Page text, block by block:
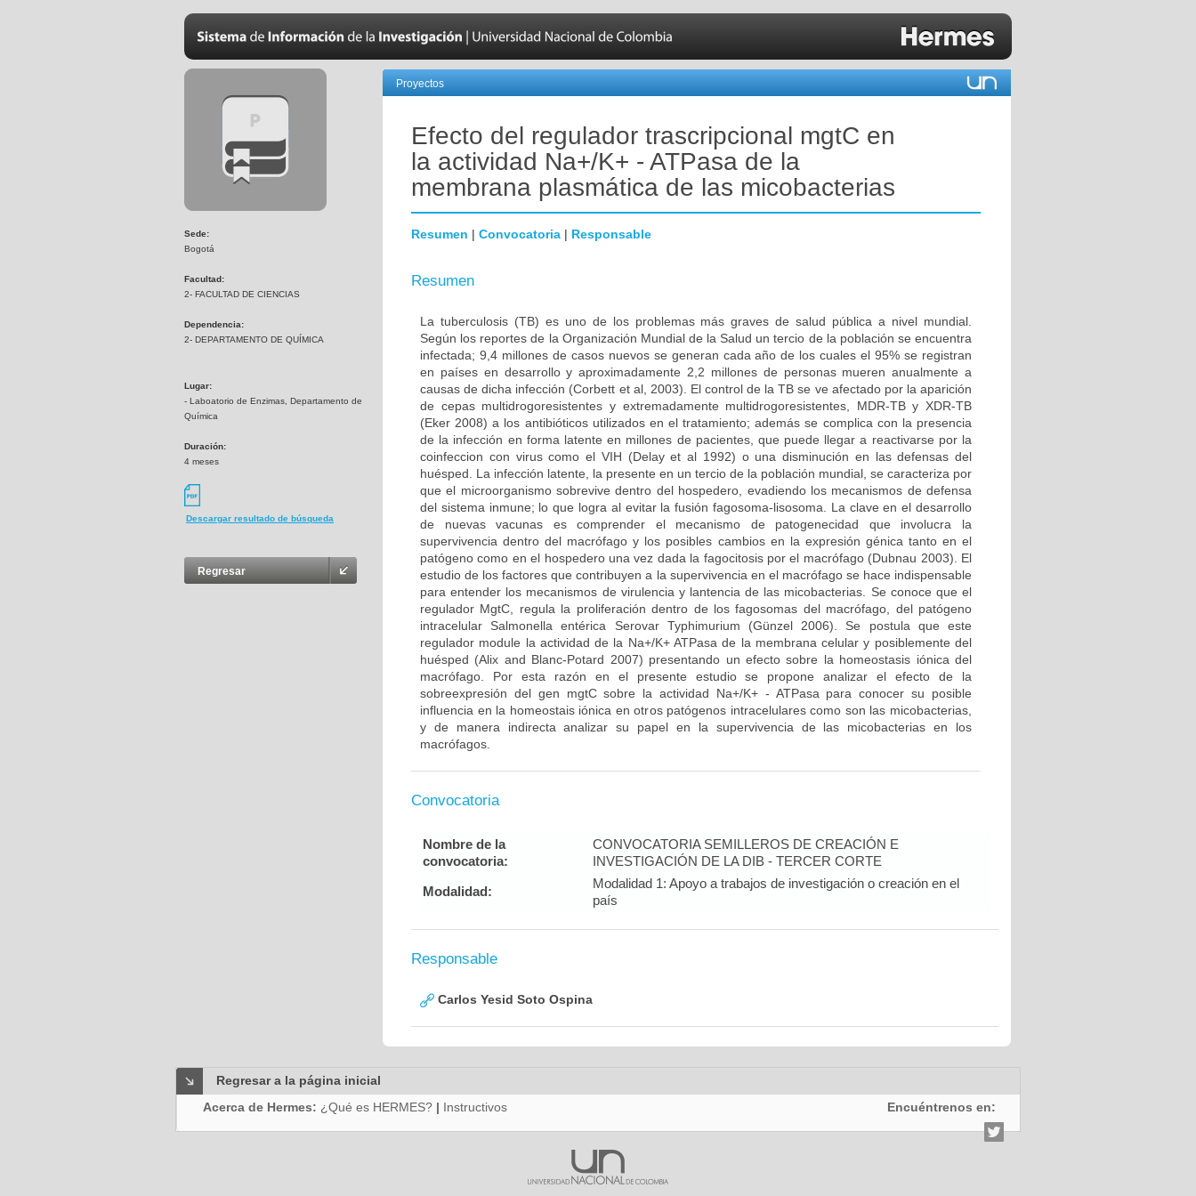
Sede:
Bogotá
Facultad:
2- FACULTAD DE CIENCIAS
Dependencia:
2- DEPARTAMENTO DE QUÍMICA
Lugar:
- Laboatorio de Enzimas, Departamento de
Química
Duración:
4 meses
Descargar resultado de búsqueda
Regresar
Proyectos
Efecto del regulador trascripcional mgtC en
la actividad Na+/K+ - ATPasa de la
membrana plasmática de las micobacterias
Resumen | Convocatoria | Responsable
Resumen
La tuberculosis (TB) es uno de los problemas más graves de salud pública a nivel mundial.
Según los reportes de la Organización Mundial de la Salud un tercio de la población se encuentra
infectada; 9,4 millones de casos nuevos se generan cada año de los cuales el 95% se registran
en países en desarrollo y aproximadamente 2,2 millones de personas mueren anualmente a
causas de dicha infección (Corbett et al, 2003). El control de la TB se ve afectado por la aparición
de cepas multidrogoresistentes y extremadamente multidrogoresistentes, MDR-TB y XDR-TB
(Eker 2008) a los antibióticos utilizados en el tratamiento; además se complica con la presencia
de la infección en forma latente en millones de pacientes, que puede llegar a reactivarse por la
coinfeccion con virus como el VIH (Delay et al 1992) o una disminución en las defensas del
huésped. La infección latente, la presente en un tercio de la población mundial, se caracteriza por
que el microorganismo sobrevive dentro del hospedero, evadiendo los mecanismos de defensa
del sistema inmune; lo que logra al evitar la fusión fagosoma-lisosoma. La clave en el desarrollo
de nuevas vacunas es comprender el mecanismo de patogenecidad que involucra la
supervivencia dentro del macrófago y los posibles cambios en la expresión génica tanto en el
patógeno como en el hospedero una vez dada la fagocitosis por el macrófago (Dubnau 2003). El
estudio de los factores que contribuyen a la supervivencia en el macrófago se hace indispensable
para entender los mecanismos de virulencia y lantencia de las micobacterias. Se conoce que el
regulador MgtC, regula la proliferación dentro de los fagosomas del macrófago, del patógeno
intracelular Salmonella entérica Serovar Typhimurium (Günzel 2006). Se postula que este
regulador module la actividad de la Na+/K+ ATPasa de la membrana celular y posiblemente del
huésped (Alix and Blanc-Potard 2007) presentando un efecto sobre la homeostasis iónica del
macrófago. Por esta razón en el presente estudio se propone analizar el efecto de la
sobreexpresión del gen mgtC sobre la actividad Na+/K+ - ATPasa para conocer su posible
influencia en la homeostais iónica en otros patógenos intracelulares como son las micobacterias,
y de manera indirecta analizar su papel en la supervivencia de las micobacterias en los
macrófagos.
Convocatoria
Nombre de la
convocatoria:
CONVOCATORIA SEMILLEROS DE CREACIÓN E
INVESTIGACIÓN DE LA DIB - TERCER CORTE
Modalidad:
Modalidad 1: Apoyo a trabajos de investigación o creación en el
país
Responsable
Carlos Yesid Soto Ospina
Regresar a la página inicial
Acerca de Hermes: ¿Qué es HERMES? | Instructivos Encuéntrenos en: